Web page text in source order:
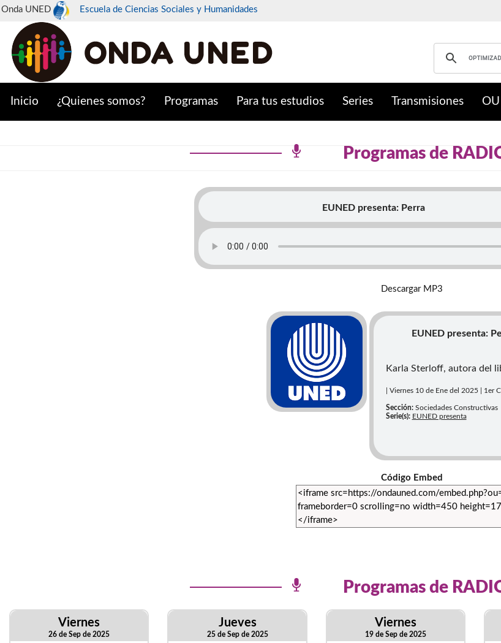
Onda UNED Escuela de Ciencias Sociales y Humanidades
Inicio ¿Quienes somos? Programas Para tus estudios Series Transmisiones
Programas de
EUNED presenta: Perra
Descargar MP3
EUNED presenta:
Karla Sterloff, autora del
| Viernes 10 de Ene del 2025 | 1er
Sección:Sociedades Constructivas
Serie(s): EUNED presenta
Código Embed
Programas de
Viernes
26 de Sep de 2025
Jueves
25 de Sep de 2025
Viernes
19 de Sep de 2025